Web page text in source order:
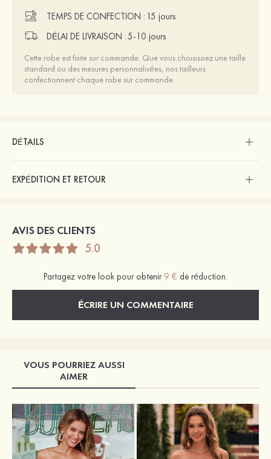
TEMPS DE CONFECTION : 15 jours
DÉLAI DE LIVRAISON :5-10 jours
Cette robe est faite sur commande. Que vous choisissiez une taille
standard ou des mesures personnalisées, nos tailleurs
confectionnent chaque robe sur commande.
DÉTAILS
EXPÉDITION ET RETOUR
AVIS DES CLIENTS
5.0
Partagez votre look pour obtenir 9 € de réduction.
ÉCRIRE UN COMMENTAIRE
VOUS POURRIEZ AUSSI
AIMER